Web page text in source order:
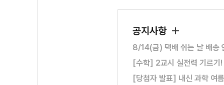
공지사항
8/14(금) 택배 쉬는 날 배송
[수학] 2교시 실전력 기르기
[당첨자 발표] 내신 과학 여